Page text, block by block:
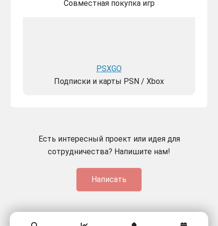
Совместная покупка игр
PSXGO
Подписки и карты PSN / Xbox
Есть интересный проект или идея для
сотрудничества? Напишите нам!
Написать